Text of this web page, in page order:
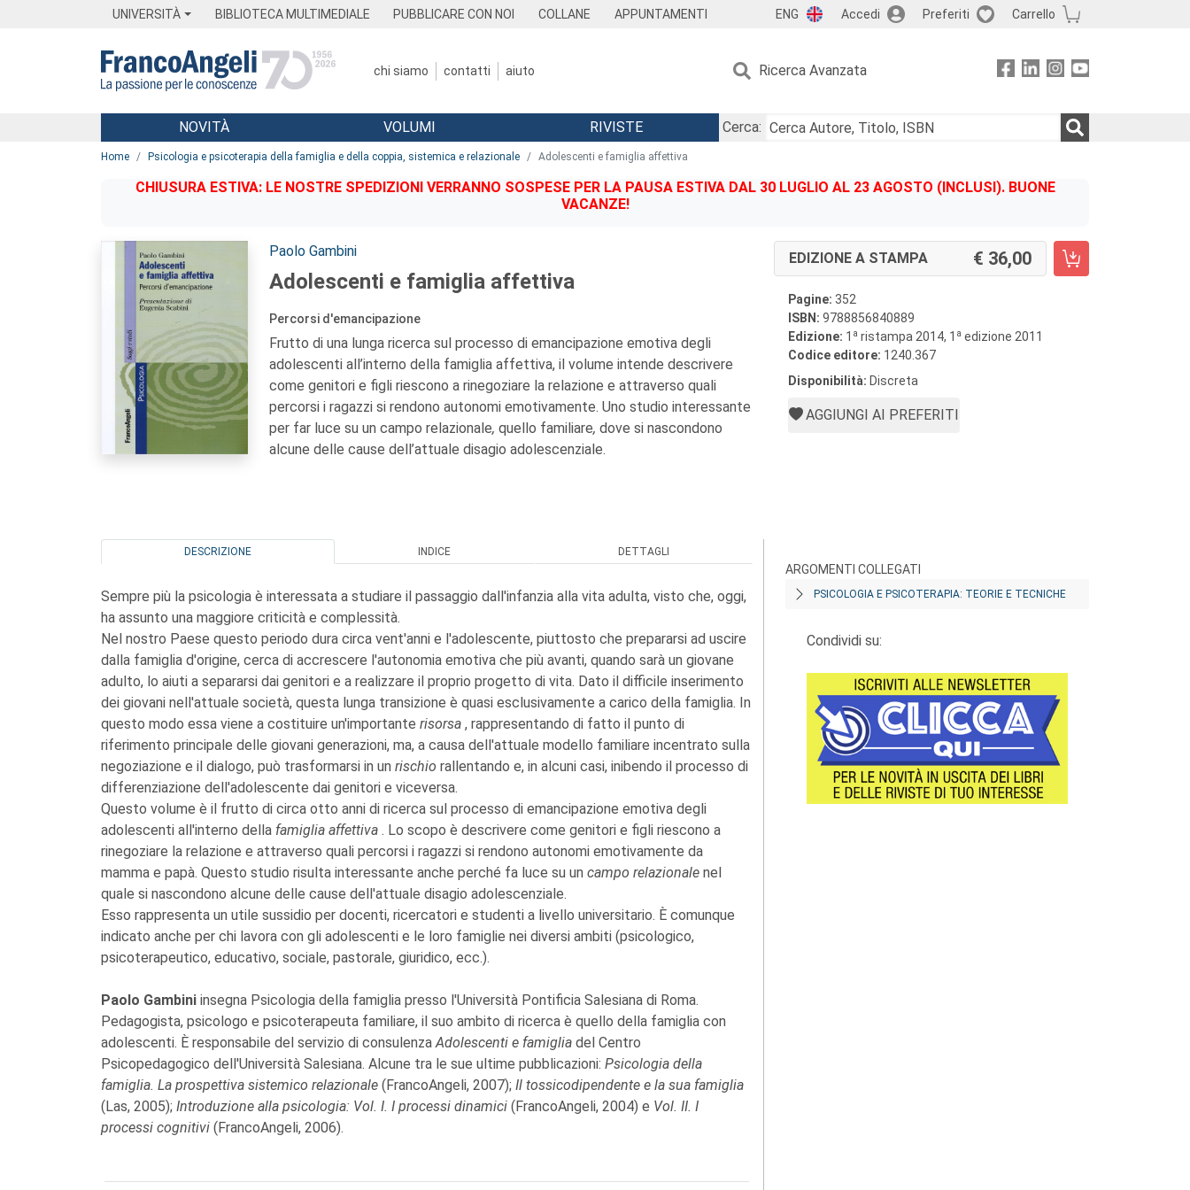
UNIVERSITÀ BIBLIOTECA MULTIMEDIALE PUBBLICARE CON NOI COLLANE APPUNTAMENTI ENG Accedi Preferiti Carrello
chi siamo contatti aiuto Ricerca Avanzata
Menu
NOVITÀ VOLUMI RIVISTE
Cerca:
Home Psicologia e psicoterapia della famiglia e della coppia, sistemica e relazionale Adolescenti e famiglia affettiva
CHIUSURA ESTIVA: LE NOSTRE SPEDIZIONI VERRANNO SOSPESE PER LA PAUSA ESTIVA DAL 30 LUGLIO AL 23 AGOSTO (INCLUSI). BUONE
VACANZE!
Autori:
Paolo Gambini
Adolescenti e famiglia affettiva
Percorsi d'emancipazione
Frutto di una lunga ricerca sul processo di emancipazione emotiva degli
adolescenti all’interno della famiglia affettiva, il volume intende descrivere
come genitori e figli riescono a rinegoziare la relazione e attraverso quali
percorsi i ragazzi si rendono autonomi emotivamente. Uno studio interessante
per far luce su un campo relazionale, quello familiare, dove si nascondono
alcune delle cause dell’attuale disagio adolescenziale.
EDIZIONE A STAMPA 36,00
Pagine: 352
ISBN: 9788856840889
Edizione: 1 a ristampa 2014, 1 a edizione 2011
Codice editore: 1240.367
Disponibilità: Discreta
AGGIUNGI AI PREFERITI
DESCRIZIONE INDICE DETTAGLI
Sempre più la psicologia è interessata a studiare il passaggio dall'infanzia alla vita adulta, visto che, oggi,
ha assunto una maggiore criticità e complessità.
Nel nostro Paese questo periodo dura circa vent'anni e l'adolescente, piuttosto che prepararsi ad uscire
dalla famiglia d'origine, cerca di accrescere l'autonomia emotiva che più avanti, quando sarà un giovane
adulto, lo aiuti a separarsi dai genitori e a realizzare il proprio progetto di vita. Dato il difficile inserimento
dei giovani nell'attuale società, questa lunga transizione è quasi esclusivamente a carico della famiglia. In
questo modo essa viene a costituire un'importante risorsa , rappresentando di fatto il punto di
riferimento principale delle giovani generazioni, ma, a causa dell'attuale modello familiare incentrato sulla
negoziazione e il dialogo, può trasformarsi in un rischio rallentando e, in alcuni casi, inibendo il processo di
differenziazione dell'adolescente dai genitori e viceversa.
Questo volume è il frutto di circa otto anni di ricerca sul processo di emancipazione emotiva degli
adolescenti all'interno della famiglia affettiva . Lo scopo è descrivere come genitori e figli riescono a
rinegoziare la relazione e attraverso quali percorsi i ragazzi si rendono autonomi emotivamente da
mamma e papà. Questo studio risulta interessante anche perché fa luce su un campo relazionale nel
quale si nascondono alcune delle cause dell'attuale disagio adolescenziale.
Esso rappresenta un utile sussidio per docenti, ricercatori e studenti a livello universitario. È comunque
indicato anche per chi lavora con gli adolescenti e le loro famiglie nei diversi ambiti (psicologico,
psicoterapeutico, educativo, sociale, pastorale, giuridico, ecc.).
Paolo Gambini insegna Psicologia della famiglia presso l'Università Pontificia Salesiana di Roma.
Pedagogista, psicologo e psicoterapeuta familiare, il suo ambito di ricerca è quello della famiglia con
adolescenti. È responsabile del servizio di consulenzaAdolescenti e famiglia del Centro
Psicopedagogico dell'Università Salesiana. Alcune tra le sue ultime pubblicazioni: Psicologia della
famiglia. La prospettiva sistemico relazionale (FrancoAngeli, 2007); Il tossicodipendente e la sua famiglia
(Las, 2005); Introduzione alla psicologia: Vol. I. I processi dinamici (FrancoAngeli, 2004) e Vol. II. I
processi cognitivi (FrancoAngeli, 2006).
ARGOMENTI COLLEGATI
PSICOLOGIA E PSICOTERAPIA: TEORIE E TECNICHE
Condividi su: